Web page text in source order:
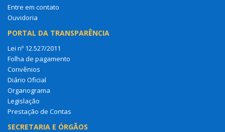
Entre em contato
Ouvidoria
PORTAL DA TRANSPARÊNCIA
Lei nº 12.527/2011
Folha de pagamento
Convênios
Diário Oficial
Organograma
Legislação
Prestação de Contas
SECRETARIA E ÓRGÃOS